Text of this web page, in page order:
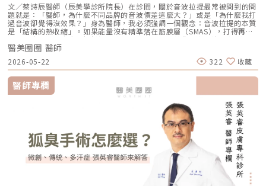
文／蔡詩辰醫師（辰美學診所院長）在診間，關於音波拉提最常被問到的問
題就是：「醫師，為什麼不同品牌的音波價差這麼大？」或是「為什麼我打
過音波卻覺得沒效果？」身為醫師，我必須強調一個觀念：音波拉提的本質
是「結構的熱收縮」。如果能量沒有精準落在筋膜層（SMAS），打得再
多、再痛，效果都會大打折扣。這就是為什麼在辰美學，我堅持引進 美國
音波二代 Ultherapy Prime，因為在抗老的領域裡，「看得到」比「打得
多」更重要。一、 為什麼音波拉提需要即時影像導引（See-Plan-
Treat）：讓醫師擁有導航的眼睛許多韓系音波多採取「盲打」模式，醫師
僅能憑手感推測筋膜層位置。而美國音波二代優化了專利 即時影像技術，
讓我在施作當下能清楚透過雙倍清晰的影像，觀察真皮組織、皮下脂肪層、
筋膜層、肌肉層及骨骼等結構 。這對客人的意義是什麼？ 避開神經與骨
骼：大幅降低燙傷風險與不必要的痛感。 每一條都有效：確保能量精準釋
放在筋膜層，引發最有效的收縮拉提效果，而非浪費在脂肪或肌肉層。二、
二代 Prime 的技術飛躍：更快、更深、更舒適身為二代 Prime 的使用者，
我明顯感受到技術革新帶來的優勢。二代的治療速度提升了約 20%，且能
量輸出更加穩定均勻。對客人而言，這代表施作時間縮短、痛感減輕約
30%。更重要的是，熱凝結點（TCPs）的分佈更加精密，術後的緊緻感會
比上一代更具細緻度。三、 蔡醫師觀點：美國音波二代多久有效果？維持
時間多久？ 這是我經常需要與客人溝通的抗老邏輯：音波的效果是「由內
而外」的修復過程。 即時反應：術後當下因受熱收縮，會感到皮膚微緊。
膠原新生期（1-3 個月）：這是最有感的階段，下顎線會變得清晰，法令紋
也會因為組織被往上拉而變淺。 巔峰維持（3-6 個月）：此時膠原蛋白增生
醫美圈圈 醫師
2026-05-22 322 收藏
醫師專欄